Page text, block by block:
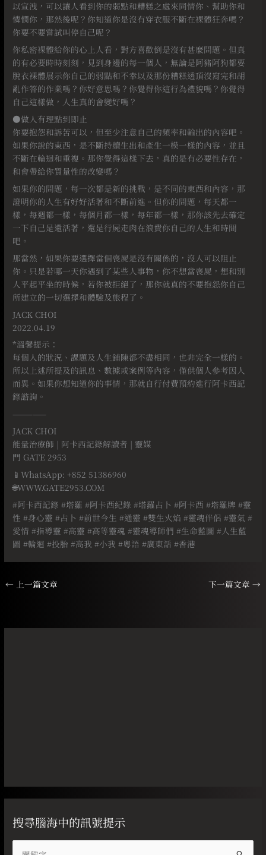
以宣洩，可以讓人看到你的弱點和糟糕之處來同情你、幫助你和
憐憫你，那然後呢？你知道你是沒有穿衣服不斷在裸體狂奔嗎？
你要不要嘗試叫停自己呢？
你私密裸體給你的心上人看，對方喜歡倒是沒有甚麼問題。但真
的有必要時時刻刻，見到身邊的每一個人，無論是阿豬阿狗都要
脫衣裸體展示你自己的弱點和不幸以及那份糟糕透頂沒寫完和胡
亂作答的作業嗎？你好意思嗎？你覺得你這行為禮貌嗎？你覺得
自己這樣做，人生真的會變好嗎？
●做人有理點到即止
你要抱怨和訴苦可以，但至少注意自己的頻率和輸出的內容吧。
如果你說的東西，是不斷持續生出和產生一模一樣的內容，並且
不斷在輪迴和重複。那你覺得這樣下去，真的是有必要性存在，
和會帶給你質量性的改變嗎？
如果你的問題，每一次都是新的挑戰，是不同的東西和內容，那
證明你的人生有好好活著和不斷前進。但你的問題，每天都一
樣，每週都一樣，每個月都一樣，每年都一樣，那你該先去確定
一下自己是還活著，還是行屍走肉在浪費你自己的人生和時間
吧。
那當然，如果你要選擇當個喪屍是沒有關係的，沒人可以阻止
你。只是若哪一天你遇到了某些人事物，你不想當喪屍，想和別
人平起平坐的時候，若你被拒絕了，那你就真的不要抱怨你自己
所建立的一切選擇和體驗及旅程了。
JACK CHOI
2022.04.19
*溫馨提示：
每個人的狀況、課題及人生鋪陳都不盡相同，也非完全一樣的。
所以上述所提及的訊息、數據或案例等內容，僅供個人參考因人
而異。如果你想知道你的事情，那就自行付費預約進行阿卡西記
錄諮詢。
—————
JACK CHOI
能量治療師 | 阿卡西記錄解讀者 | 靈媒
門 GATE 2953
📱WhatsApp: +852 51386960
🌐WWW.GATE2953.COM
#阿卡西記錄 #塔羅 #阿卡西紀錄 #塔羅占卜 #阿卡西 #塔羅牌 #靈
性 #身心靈 #占卜 #前世今生 #通靈 #雙生火焰 #靈魂伴侶 #靈氣 #
愛情 #指導靈 #高靈 #高等靈魂 #靈魂導師們 #生命藍圖 #人生藍
圖 #輪迴 #投胎 #高我 #小我 #粵語 #廣東話 #香港
← 上一篇文章 下一篇文章 →
搜尋腦海中的訊號提示